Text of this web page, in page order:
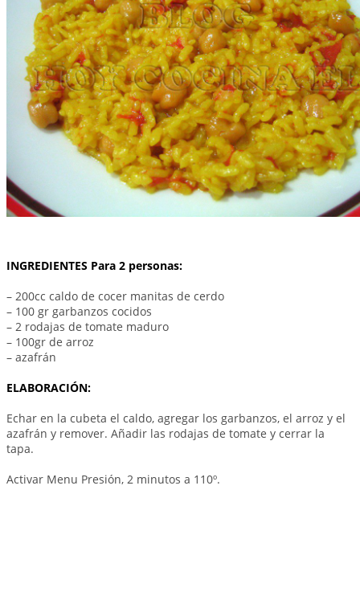
INGREDIENTES Para 2 personas:
– 200cc caldo de cocer manitas de cerdo
– 100 gr garbanzos cocidos
– 2 rodajas de tomate maduro
– 100gr de arroz
– azafrán
ELABORACIÓN:
Echar en la cubeta el caldo, agregar los garbanzos, el arroz y el
azafrán y remover. Añadir las rodajas de tomate y cerrar la
tapa.
Activar Menu Presión, 2 minutos a 110º.